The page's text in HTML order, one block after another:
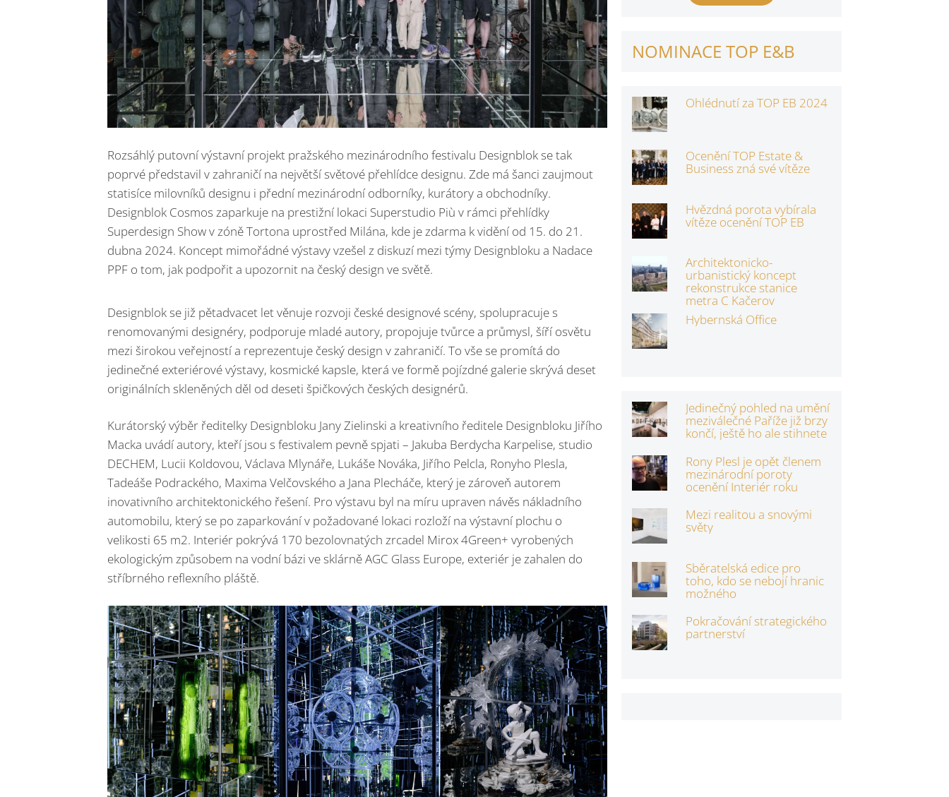
Rozsáhlý putovní výstavní projekt pražského mezinárodního festivalu Designblok se tak
poprvé představil v zahraničí na největší světové přehlídce designu. Zde má šanci zaujmout
statisíce milovníků designu i přední mezinárodní odborníky, kurátory a obchodníky.
Designblok Cosmos zaparkuje na prestižní lokaci Superstudio Più v rámci přehlídky
Superdesign Show v zóně Tortona uprostřed Milána, kde je zdarma k vidění od 15. do 21.
dubna 2024. Koncept mimořádné výstavy vzešel z diskuzí mezi týmy Designbloku a Nadace
PPF o tom, jak podpořit a upozornit na český design ve světě.
Designblok se již pětadvacet let věnuje rozvoji české designové scény, spolupracuje s
renomovanými designéry, podporuje mladé autory, propojuje tvůrce a průmysl, šíří osvětu
mezi širokou veřejností a reprezentuje český design v zahraničí. To vše se promítá do
jedinečné exteriérové výstavy, kosmické kapsle, která ve formě pojízdné galerie skrývá deset
originálních skleněných děl od deseti špičkových českých designérů.
Kurátorský výběr ředitelky Designbloku Jany Zielinski a kreativního ředitele Designbloku Jiřího
Macka uvádí autory, kteří jsou s festivalem pevně spjati – Jakuba Berdycha Karpelise, studio
DECHEM, Lucii Koldovou, Václava Mlynáře, Lukáše Nováka, Jiřího Pelcla, Ronyho Plesla,
Tadeáše Podrackého, Maxima Velčovského a Jana Plecháče, který je zároveň autorem
inovativního architektonického řešení. Pro výstavu byl na míru upraven návěs nákladního
automobilu, který se po zaparkování v požadované lokaci rozloží na výstavní plochu o
velikosti 65 m2. Interiér pokrývá 170 bezolovnatých zrcadel Mirox 4Green+ vyrobených
ekologickým způsobem na vodní bázi ve sklárně AGC Glass Europe, exteriér je zahalen do
stříbrného reflexního pláště.
NOMINACE TOP E&B
Ohlédnutí za TOP EB 2024
Ocenění TOP Estate &
Business zná své vítěze
Hvězdná porota vybírala
vítěze ocenění TOP EB
Architektonicko-
urbanistický koncept
rekonstrukce stanice
metra C Kačerov
Hybernská Office
Jedinečný pohled na umění
meziválečné Paříže již brzy
končí, ještě ho ale stihnete
Rony Plesl je opět členem
mezinárodní poroty
ocenění Interiér roku
Mezi realitou a snovými
světy
Sběratelská edice pro
toho, kdo se nebojí hranic
možného
Pokračování strategického
partnerství